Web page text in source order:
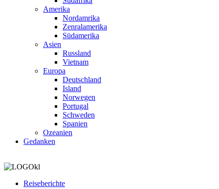
Amerika
Nordamrika
Zenralamerika
Südamerika
Asien
Russland
Vietnam
Europa
Deutschland
Island
Norwegen
Portugal
Schweden
Spanien
Ozeanien
Gedanken
Reiseberichte